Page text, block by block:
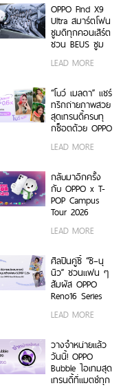
OPPO Find X9
Ultra สมาร์ตโฟน
ซูมดีทุกคอนเสิร์ต
ชวน BEUS ซูม
เก็บทุกโมเมนต์
ความสนุกสุดคม
BUS LIGHT AS
ONE
LEAD MORE
“โบว์ เมลดา” แชร์
ทริกถ่ายภาพสวย
สุดเทรนดี้ครบทุ
กช็อตด้วย OPPO
5G
LEAD MORE
กลับมาอีกครั้ง
กับ OPPO x T-
POP Campus
Tour 2026
สนุก บุก 6 รั้ว
ประเทศ ชวนเหล่า
นักศึกษา มา
Make Your
Moment กับ
Series 5G เร็ว ๆ
LEAD MORE
ศิลปินคู่ซี้ “ซี–นุ
นิว” ชวนแฟน ๆ
สัมผัส OPPO
Reno16 Series
Unbox พร้อม
กล้องมุมกว้าง
พิเศษ 50MP
0.6x เก็บทุก
โมเมนต์ โดดเด่น
LEAD MORE
วางจำหน่ายแล้ว
วันนี้! OPPO
Bubble ไอเทมสุด
เทรนดี้ที่แมตช์ทุก